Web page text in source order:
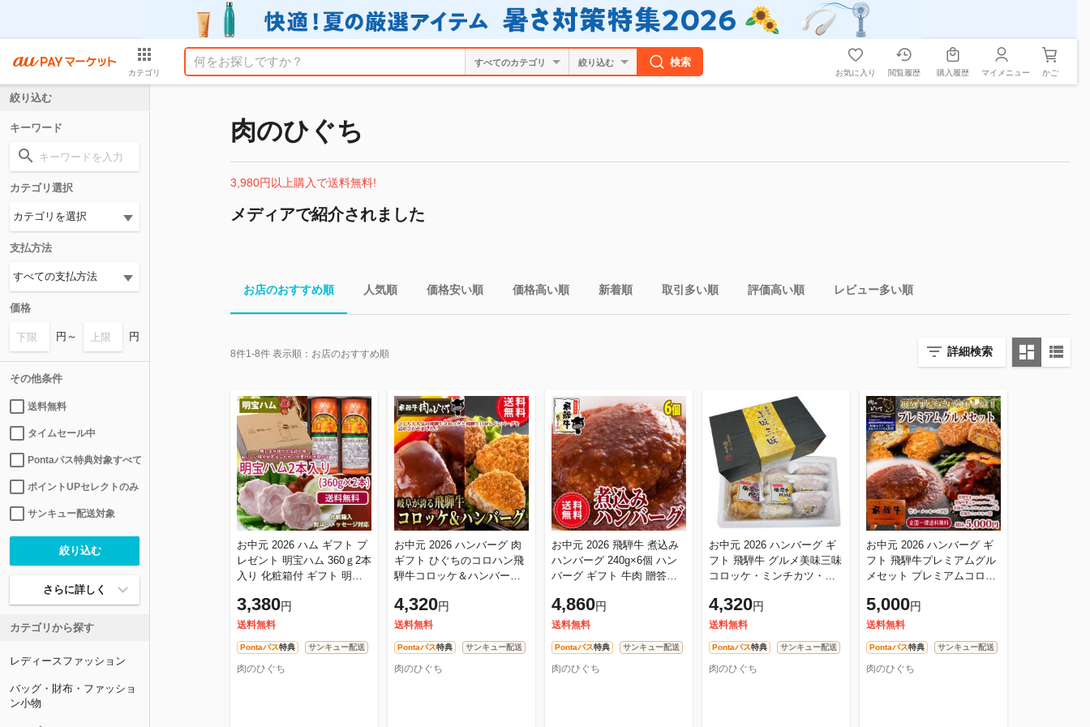
カテゴリ
絞り込む 検索
お気に入り 閲覧履歴 購入履歴 マイメニュー かご
肉のひぐち
3,980円以上購入で送料無料!
メディアで紹介されました
お店のおすすめ順 人気順 価格安い順 価格高い順 新着順 取引多い順 評価高い順 レビュー多い順
詳細検索
8件1-8件 表示順： お店のおすすめ順
お中元 2026 ハム ギフト プ
レゼント 明宝ハム 360ｇ2本
入り 化粧箱付 ギフト 明宝
日 内祝 お礼 御礼 お返し
3,380円
送料無料
Pontaパス特典 サンキュー配送
肉のひぐち
お中元 2026 ハンバーグ 肉
ギフト ひぐちのコロハン飛
騨牛コロッケ＆ハンバーグ
当 ころっけ 揚げ物 メンチ
カ
4,320円
送料無料
Pontaパス特典 サンキュー配送
肉のひぐち
お中元 2026 飛騨牛 煮込み
ハンバーグ 240g×6個 ハン
バーグ ギフト 牛肉 贈答品
牛 レトルト 簡単調理 お
4,860円
送料無料
Pontaパス特典 サンキュー配送
肉のひぐち
お中元 2026 ハンバーグ ギ
フト 飛騨牛 グルメ美味三味
コロッケ・ミンチカツ・ハ
4,320円
送料無料
Pontaパス特典 サンキュー配送
肉のひぐち
お中元 2026 ハンバーグ ギ
フト 飛騨牛プレミアムグル
メセット プレミアムコロッ
ハンバーグ2 飛騨牛煮込み
ハ
5,000円
送料無料
Pontaパス特典 サンキュー配送
肉のひぐち
絞り込む
キーワード
カテゴリ選択
支払方法
価格
円～ 円
その他条件
送料無料
タイムセール中
Pontaパス特典対象すべて
ポイントUPセレクトのみ
サンキュー配送対象
さらに詳しく
カテゴリから探す
レディースファッション
バッグ・財布・ファッショ
ン小物